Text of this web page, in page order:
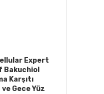
Expert
Bakuchiol
Karşıtı
Gece Yüz